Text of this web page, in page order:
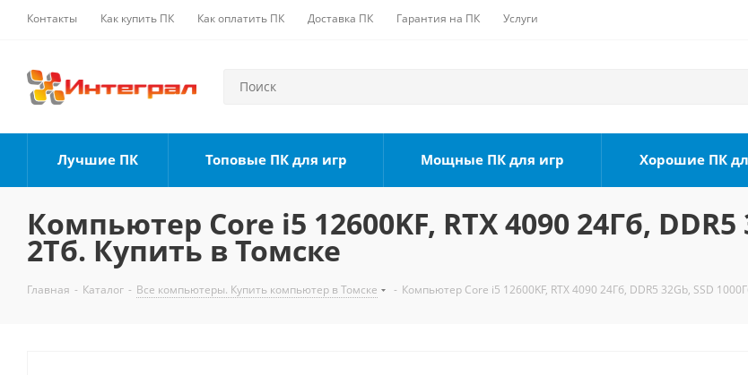
Контакты Как купить ПК Как оплатить ПК Доставка ПК Гарантия на ПК Услуги
Лучшие ПК Топовые ПК для игр Мощные ПК для игр Хорошие ПК
Компьютер Core i5 12600KF, RTX 4090 24Гб, DDR5
2Тб. Купить в Томске
Главная - Каталог - Все компьютеры. Купить компьютер в Томске - Компьютер Core i5 12600KF, RTX 4090 24Гб, DDR5 32Gb, SSD